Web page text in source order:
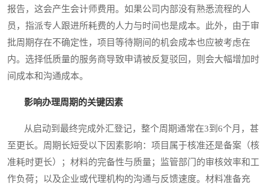
报告，这会产生会计师费用。如果公司内部没有熟悉流程的人
员，指派专人跟进所耗费的人力与时间也是成本。此外，由于审
批周期存在不确定性，项目等待期间的机会成本也应被考虑在
内。选择低质量的服务商导致申请被反复驳回，则会大幅增加时
间成本和沟通成本。
影响办理周期的关键因素
从启动到最终完成外汇登记，整个周期通常在3到6个月，甚
至更长。周期长短受以下因素影响：项目属于核准还是备案（核
准耗时更长）；材料的完备性与质量；监管部门的审核效率和工
作负荷；以及企业或代理机构的沟通与反馈速度。材料准备充